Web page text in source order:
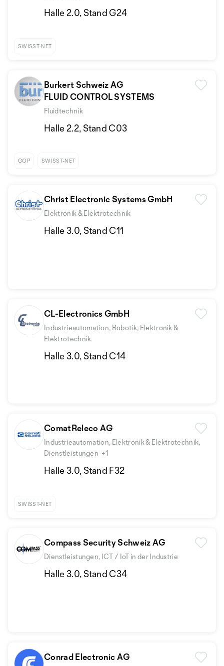
Halle 2.0, Stand G24
SWISST-NET
Burkert Schweiz AG
FLUID CONTROL SYSTEMS
Fluidtechnik
Halle 2.2, Stand C03
GOP SWISST-NET
Christ Electronic Systems GmbH
Elektronik & Elektrotechnik
Halle 3.0, Stand C11
CL-Electronics GmbH
Industrieautomation, Robotik, Elektronik &
Elektrotechnik
Halle 3.0, Stand C14
ComatReleco AG
Industrieautomation, Elektronik & Elektrotechnik,
Dienstleistungen +1
Halle 3.0, Stand F32
SWISST-NET
Compass Security Schweiz AG
Dienstleistungen, ICT / IoT in der Industrie
Halle 3.0, Stand C34
Conrad Electronic AG